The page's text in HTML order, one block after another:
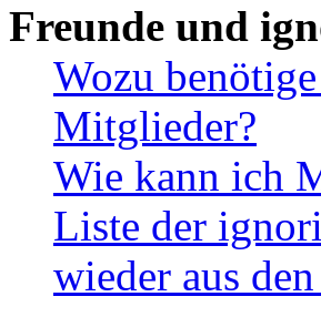
Freunde und
Wozu
Mitglieder?
Wie kann ich
Liste der
wieder aus